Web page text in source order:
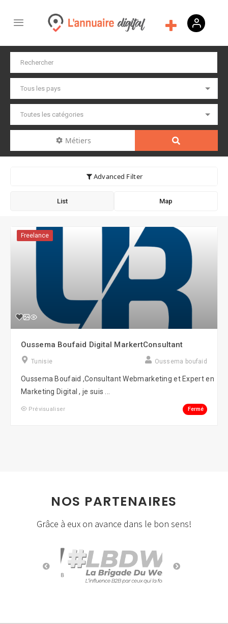
Métiers
Advanced Filter
List Map
Freelance
Oussema Boufaid Digital MarkertConsultant
Tunisie Oussema boufaid
Oussema Boufaid ,Consultant Webmarketing et Expert en
Marketing Digital , je suis ...
Prévisualiser Fermé
NOS PARTENAIRES
Grâce à eux on avance dans le bon sens!